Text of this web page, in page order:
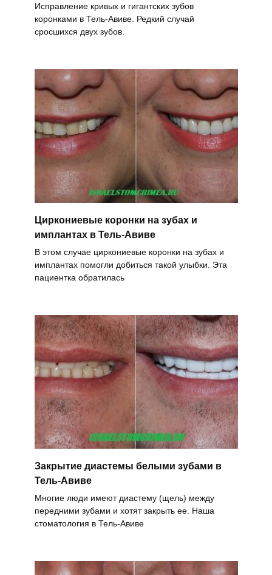
Исправление кривых и гигантских зубов
коронками в Тель-Авиве. Редкий случай
сросшихся двух зубов.
Циркониевые коронки на зубах и
имплантах в Тель-Авиве
В этом случае циркониевые коронки на зубах и
имплантах помогли добиться такой улыбки. Эта
пациентка обратилась
Закрытие диастемы белыми зубами в
Тель-Авиве
Многие люди имеют диастему (щель) между
передними зубами и хотят закрыть ее. Наша
стоматология в Тель-Авиве